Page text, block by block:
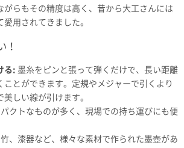
がらもその精度は高く、昔から大工さんには
用されてきました。
！
る: 墨糸をピンと張って弾くだけで、長い距離
ことができます。定規やメジャーで引くより
しい線が引けます。
パクトなものが多く、現場での持ち運びにも便
、漆器など、様々な素材で作られた墨壺があ